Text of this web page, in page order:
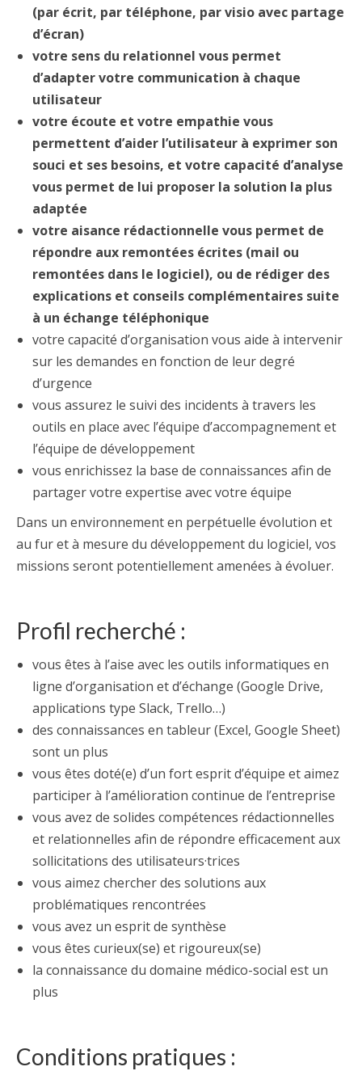
(par écrit, par téléphone, par visio avec partage
d’écran)
votre sens du relationnel vous permet
d’adapter votre communication à chaque
utilisateur
votre écoute et votre empathie vous
permettent d’aider l’utilisateur à exprimer son
souci et ses besoins, et votre capacité d’analyse
vous permet de lui proposer la solution la plus
adaptée
votre aisance rédactionnelle vous permet de
répondre aux remontées écrites (mail ou
remontées dans le logiciel), ou de rédiger des
explications et conseils complémentaires suite
à un échange téléphonique
votre capacité d’organisation vous aide à intervenir
sur les demandes en fonction de leur degré
d’urgence
vous assurez le suivi des incidents à travers les
outils en place avec l’équipe d’accompagnement et
l’équipe de développement
vous enrichissez la base de connaissances afin de
partager votre expertise avec votre équipe
Dans un environnement en perpétuelle évolution et
au fur et à mesure du développement du logiciel, vos
missions seront potentiellement amenées à évoluer.
Profil recherché :
vous êtes à l’aise avec les outils informatiques en
ligne d’organisation et d’échange (Google Drive,
applications type Slack, Trello…)
des connaissances en tableur (Excel, Google Sheet)
sont un plus
vous êtes doté(e) d’un fort esprit d’équipe et aimez
participer à l’amélioration continue de l’entreprise
vous avez de solides compétences rédactionnelles
et relationnelles afin de répondre efficacement aux
sollicitations des utilisateurs·trices
vous aimez chercher des solutions aux
problématiques rencontrées
vous avez un esprit de synthèse
vous êtes curieux(se) et rigoureux(se)
la connaissance du domaine médico-social est un
plus
Conditions pratiques :